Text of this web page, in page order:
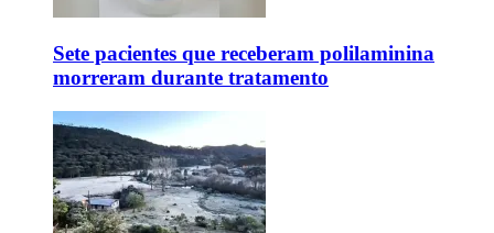
Sete pacientes que receberam polilaminina
morreram durante tratamento